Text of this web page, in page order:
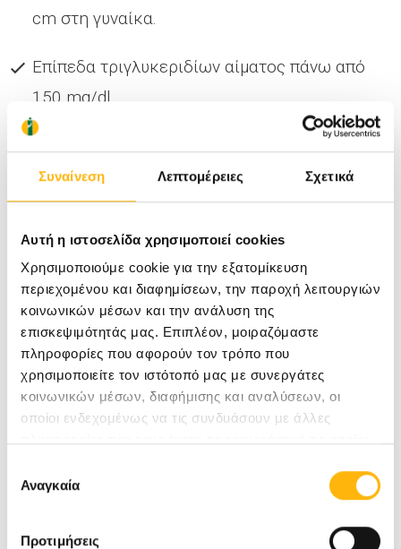
Συναίνεση Λεπτομέρειες Σχετικά
Αυτή η ιστοσελίδα χρησιμοποιεί cookies
Χρησιμοποιούμε cookie για την εξατομίκευση
περιεχομένου και διαφημίσεων, την παροχή λειτουργιών
κοινωνικών μέσων και την ανάλυση της
επισκεψιμότητάς μας. Επιπλέον, μοιραζόμαστε
πληροφορίες που αφορούν τον τρόπο που
χρησιμοποιείτε τον ιστότοπό μας με συνεργάτες
κοινωνικών μέσων, διαφήμισης και αναλύσεων, οι
οποίοι ενδεχομένως να τις συνδυάσουν με άλλες
των υπηρεσιών τους.
συγκατάθεσης
Αναγκαία
Προτιμήσεις
cm στη γυναίκα.
Επίπεδα τριγλυκεριδίων αίματος πάνω από
150 mg/dl.
Επίπεδα HDL κάτω από 40 mg/dl στον άνδρα
και κάτω από 50 mg/dl στην γυναίκα.
mmHg.
Γλυκόζη αίματος νηστείας πάνω από 110
mg/dl.
Άνδρας Γυναίκα Διατροφή Ευεξία